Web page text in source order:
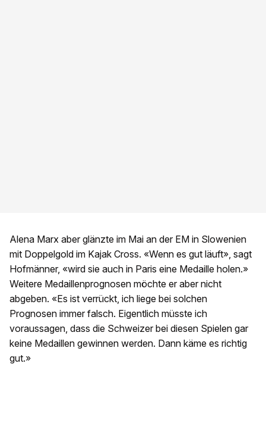
Alena Marx aber glänzte im Mai an der EM in Slowenien
mit Doppelgold im Kajak Cross. «Wenn es gut läuft», sagt
Hofmänner, «wird sie auch in Paris eine Medaille holen.»
Weitere Medaillenprognosen möchte er aber nicht
abgeben. «Es ist verrückt, ich liege bei solchen
Prognosen immer falsch. Eigentlich müsste ich
voraussagen, dass die Schweizer bei diesen Spielen gar
keine Medaillen gewinnen werden. Dann käme es richtig
gut.»